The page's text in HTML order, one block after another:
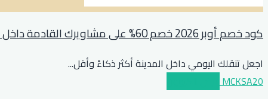
كود خصم أوبر 2026 خصم 60% على مشاويرك القادمة داخل المدينة
اجعل تنقلك اليومي داخل المدينة أكثر ذكاءً وأقل...
MCKSA20